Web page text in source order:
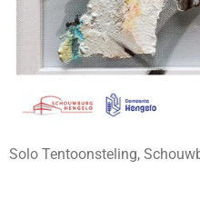
Solo Tentoonsteling,